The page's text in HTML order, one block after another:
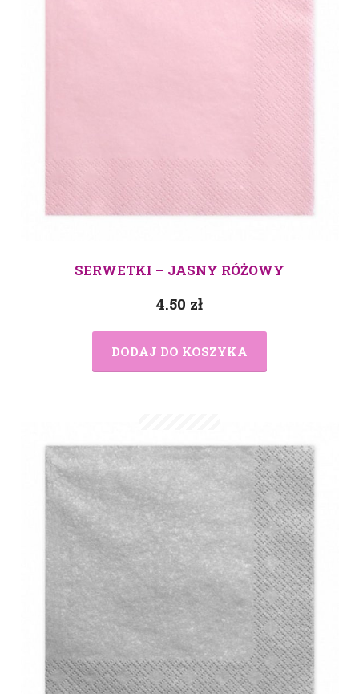
SERWETKI – JASNY RÓŻOWY
4.50 zł
DODAJ DO KOSZYKA